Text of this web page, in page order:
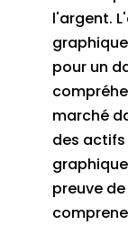
l'argent.
pour un
marché
des actifs
preuve